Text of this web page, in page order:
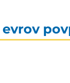
evrov